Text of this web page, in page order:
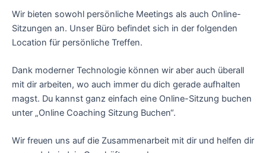
Wir bieten sowohl persönliche Meetings als auch Online-
Sitzungen an. Unser Büro befindet sich in der folgenden
Location für persönliche Treffen.
Dank moderner Technologie können wir aber auch überall
mit dir arbeiten, wo auch immer du dich gerade aufhalten
magst. Du kannst ganz einfach eine Online-Sitzung buchen
unter „Online Coaching Sitzung Buchen“.
Wir freuen uns auf die Zusammenarbeit mit dir und helfen dir